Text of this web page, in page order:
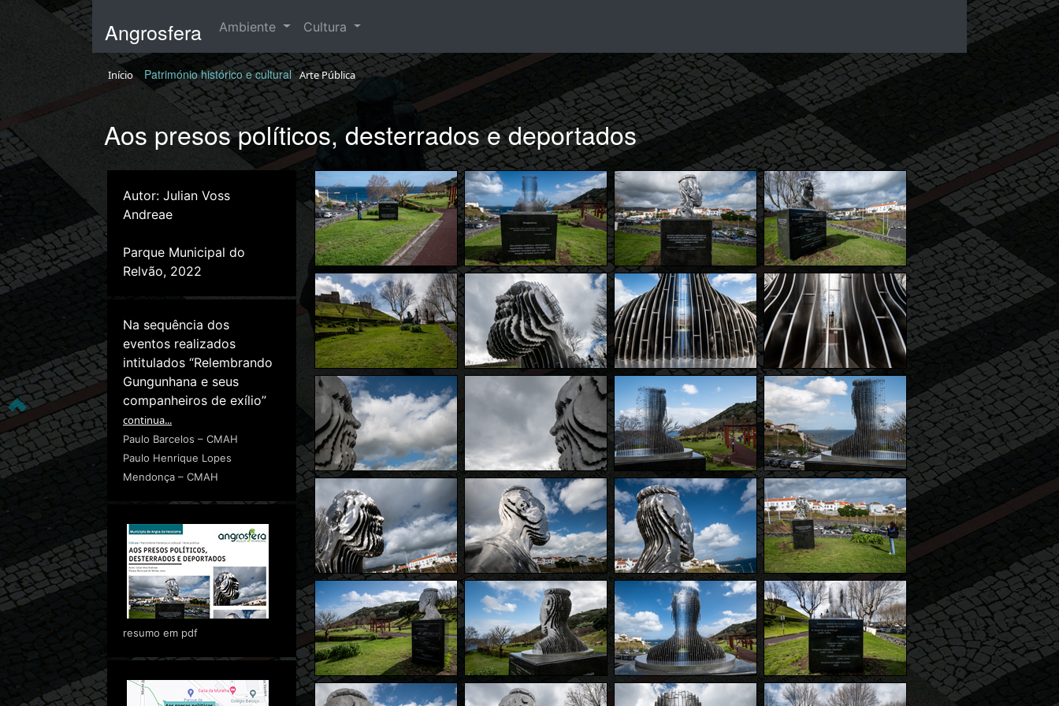
Angrosfera Ambiente Cultura
Início Património histórico e cultural Arte Pública
Aos presos políticos, desterrados e deportados
Autor: Julian Voss
Andreae
Parque Municipal do
Relvão, 2022
Na sequência dos
eventos realizados
intitulados “Relembrando
Gungunhana e seus
companheiros de exílio”
continua...
Paulo Barcelos – CMAH
Paulo Henrique Lopes
Mendonça – CMAH
resumo em pdf